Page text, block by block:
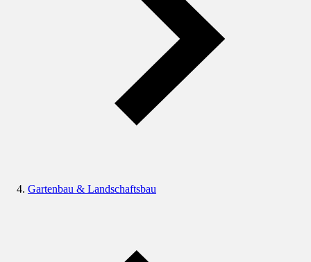
Gartenbau & Landschaftsbau